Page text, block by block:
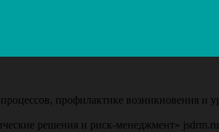
профилактике возникновения и
решения и риск-менеджмент»